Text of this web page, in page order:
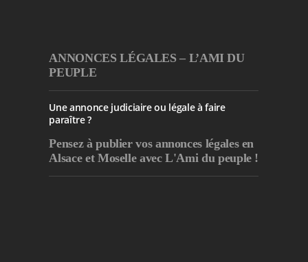
ANNONCES LÉGALES – L’AMI DU
PEUPLE
Une annonce judiciaire ou légale à faire
paraître ?
Pensez à publiervos annonces légales en
Alsace et Moselle avec L'Ami du peuple !